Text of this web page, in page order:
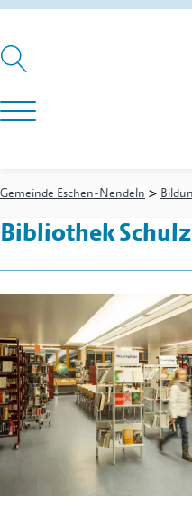
Gemeinde Eschen-Nendeln >
Bibliothek